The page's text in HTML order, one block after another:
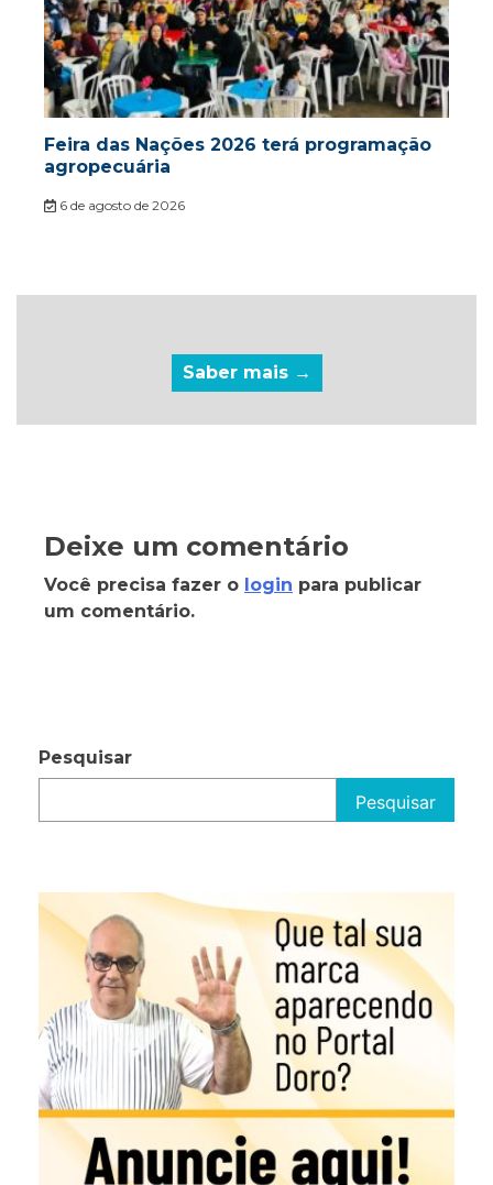
Feira das Nações 2026 terá programação
agropecuária
6 de agosto de 2026
Saber mais →
Deixe um comentário
Você precisa fazer o login para publicar
um comentário.
Pesquisar
Pesquisar